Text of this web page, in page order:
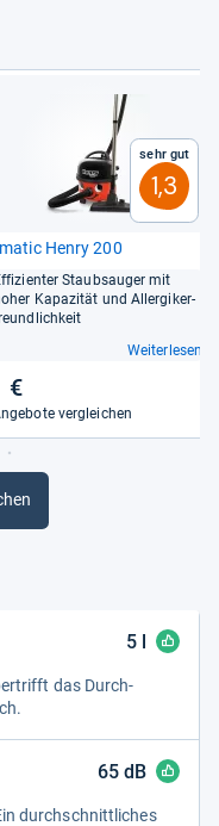
Sehr gut
1,3
Henry 200
Staub­sau­ger mit
Kapa­zi­tät und All­er­gi­ker­
Weiterlesen
€
vergleichen
5l
das Durch­
65dB
durch­schnitt­li­ches